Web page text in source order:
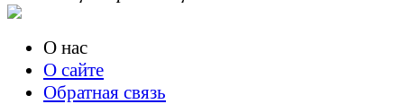
О нас
О сайте
Обратная связь